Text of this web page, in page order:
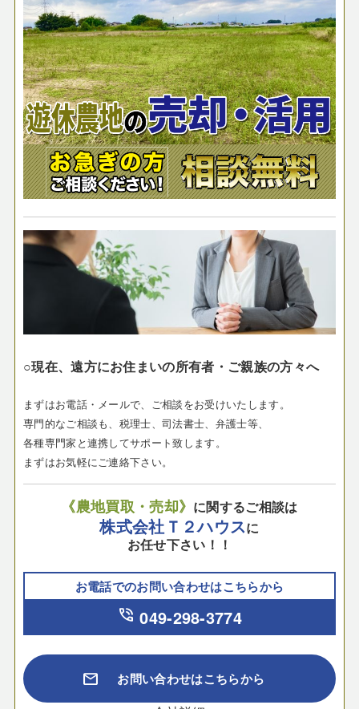
○現在、遠方にお住まいの所有者・ご親族の方々へ
まずはお電話・メールで、ご相談をお受けいたします。
専門的なご相談も、税理士、司法書士、弁護士等、
各種専門家と連携してサポート致します。
まずはお気軽にご連絡下さい。
《農地買取・売却》 に関するご相談は
株式会社Ｔ２ハウスに
お任せ下さい！！
お電話でのお問い合わせはこちらから
phone_in_talk 049-298-3774
mail お問い合わせはこちらから